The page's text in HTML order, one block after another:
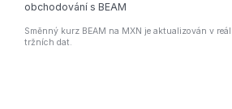
obchodování s BEAM
Směnný kurz BEAM na MXN je aktualizován v
tržních dat.